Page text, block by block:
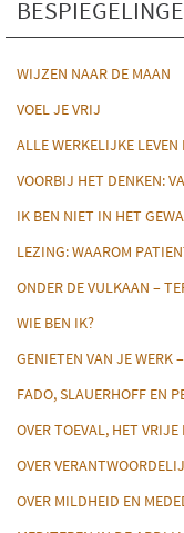
WIJZEN NAAR DE MAAN
VOEL JE VRIJ
ALLE WERKELIJKE
VOORBIJ HET DENKEN:
IK BEN NIET IN HET
LEZING: WAAROM
ONDER DE VULKAAN –
WIE BEN IK?
GENIETEN VAN JE WERK
FADO, SLAUERHOFF EN
OVER TOEVAL, HET
OVER
OVER MILDHEID EN